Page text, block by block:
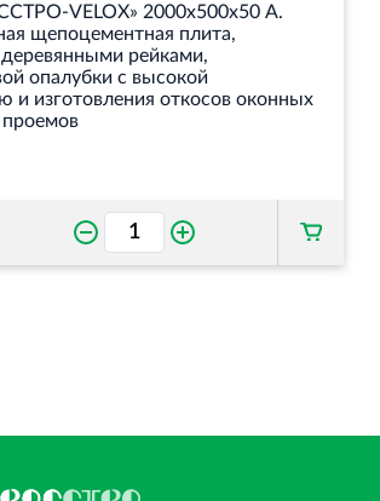
VELOX» 2000х500х50 А.
щепоцементная плита,
деревянными рейками,
опалубки с высокой
и изготовления откосов оконных